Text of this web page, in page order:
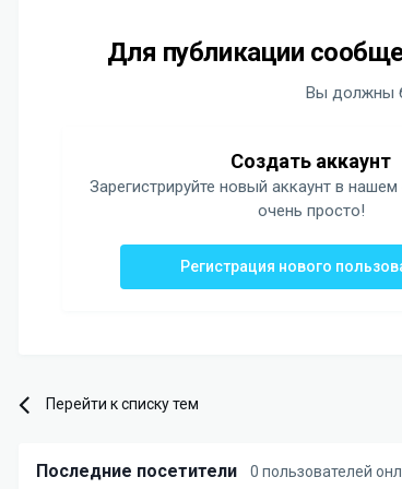
Для публикации
Вы должны
Создать аккаунт
Зарегистрируйте новый аккаунт в
очень просто!
Регистрация нового
Перейти к списку тем
Последние посетители 0 пользователей